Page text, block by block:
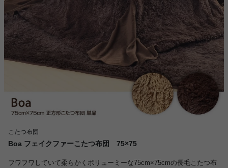
こたつ布団
Boa フェイクファーこたつ布団 75×75
フワフワしていて柔らかくボリューミーな75cm×75cmの長毛こたつ布